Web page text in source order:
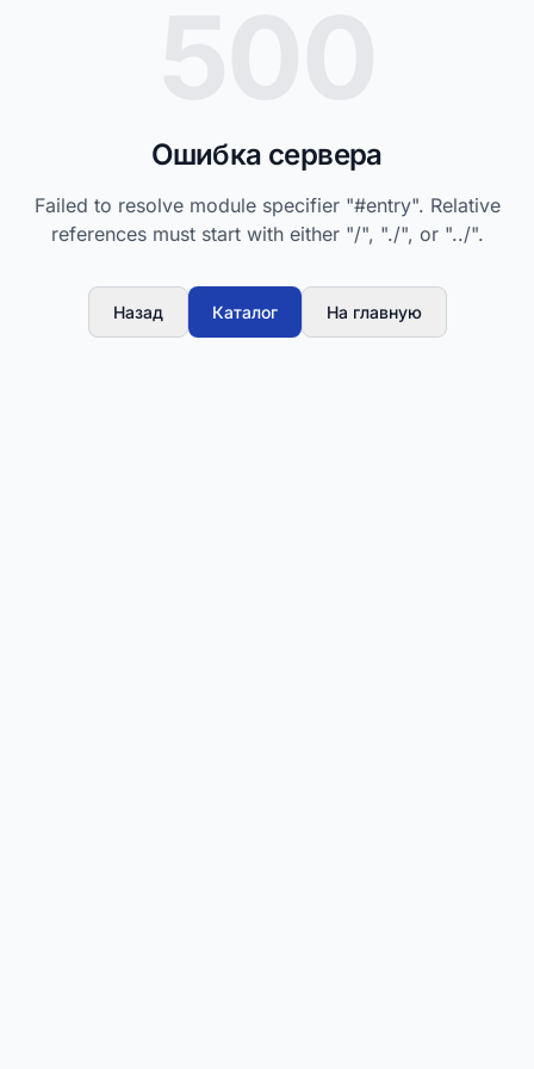
Ошибка сервера
Failed to resolve module specifier "#entry". Relative
references must start with either "/", "./", or "../".
Назад Каталог На главную